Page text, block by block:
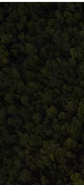
atelieruldeistorie
Termeni și condiții